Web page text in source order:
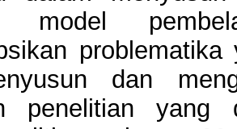
model
dan
penelitian yang